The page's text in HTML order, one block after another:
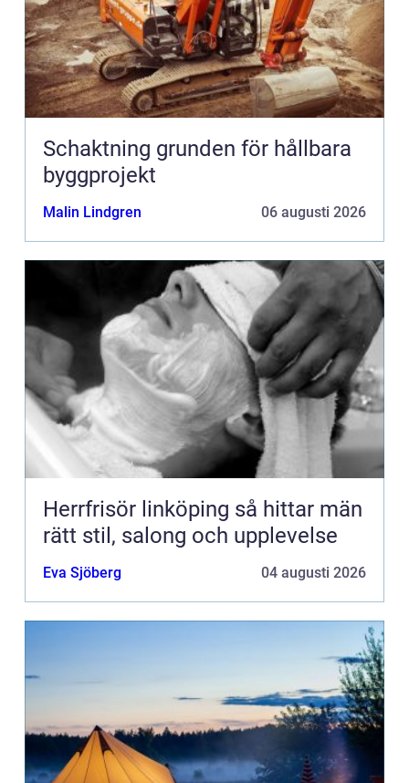
Schaktning grunden för hållbara
byggprojekt
Malin Lindgren 06 augusti 2026
Herrfrisör linköping så hittar män
rätt stil, salong och upplevelse
Eva Sjöberg 04 augusti 2026